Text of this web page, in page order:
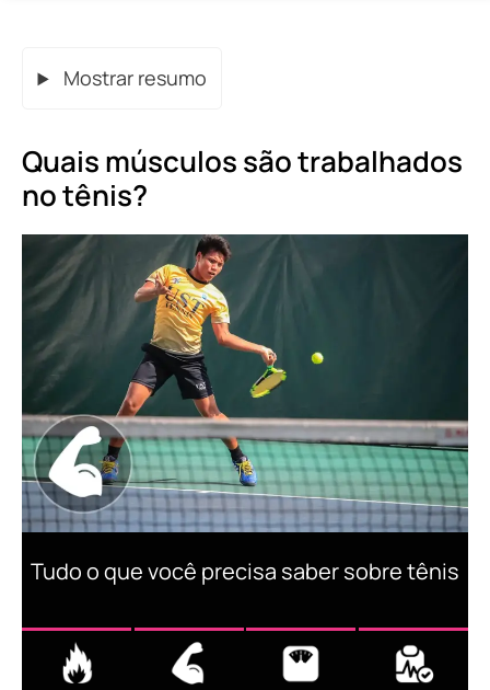
Mostrar resumo
Quais músculos são trabalhados
no tênis?
Tudo o que você precisa saber sobre tênis